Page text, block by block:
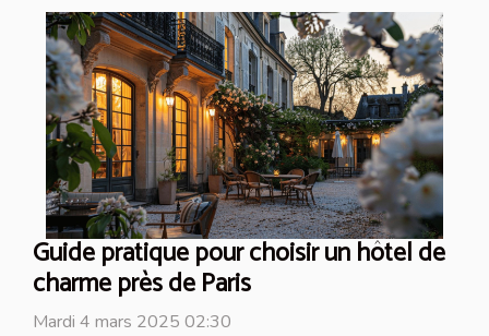
Guide pratique pour choisir un hôtel de
charme près de Paris
Mardi 4 mars 2025 02:30